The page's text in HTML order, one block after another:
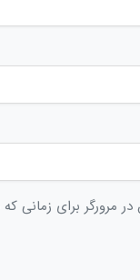
مرورگر برای زمانی